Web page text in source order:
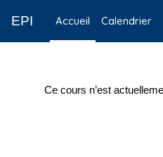
EPI Accueil Calendrier
Ce cours n’est